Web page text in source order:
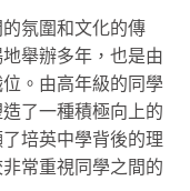
氛圍和文化的傳
舉辦多年，也是由
。由高年級的同學
了一種積極向上的
培英中學背後的理
常重視同學之間的